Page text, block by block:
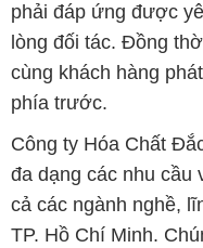
phải đáp ứng được
lòng đối tác. Đồng
cùng khách hàng
phía trước.
Công ty Hóa Chất
đa dạng các nhu cầu
cả các ngành nghề,
TP. Hồ Chí Minh.